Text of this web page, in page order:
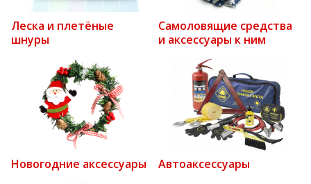
Леска и плетёные
шнуры
Самоловящие средства
и аксессуары к ним
Новогодние аксессуары Автоаксессуары